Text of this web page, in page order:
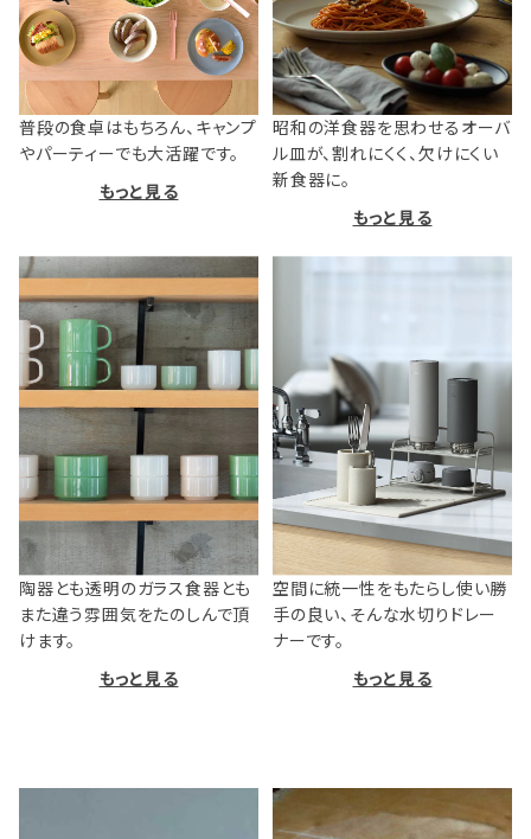
普段の食卓はもちろん、キャンプ
やパーティーでも大活躍です。
もっと見る
昭和の洋食器を思わせるオーバ
ル皿が、割れにくく、欠けにくい
新食器に。
もっと見る
陶器とも透明のガラス食器とも
また違う雰囲気をたのしんで頂
けます。
もっと見る
空間に統一性をもたらし使い勝
手の良い、そんな水切りドレー
ナーです。
もっと見る